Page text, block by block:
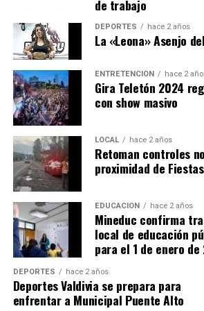
pidiendo por la salud del cabo primero
Procedimiento terminó con
detenido
El operativo se desarrolló durante la
15 de julio en una vivienda ubicada en
Minas, donde personal del Grupo de
Policiales Especiales (GOPE)
captura de Carlos Cancino Tapia.
Según los antecedentes
buscado por su presunta
del suboficial mayor Eugenio Naín,
asesinado en una emboscada
sector Metrenco, en Padre Las Casas.
Durante el enfrentamiento, Cancino
resultó herido y fue trasladado hasta
de trabajo
DEPORTES hace 2 años
La «Leona» Asenjo
ENTRETENCIÓN hace 2
Gira Teletón 2024
con show masivo
LOCAL hace 2 años
Retoman controles
proximidad de
EDUCACIÓN hace 2 años
Mineduc confirma
local de educación
para el 1 de enero de
DEPORTES hace 2 años
Deportes Valdivia se prepara para
enfrentar a Municipal Puente Alto